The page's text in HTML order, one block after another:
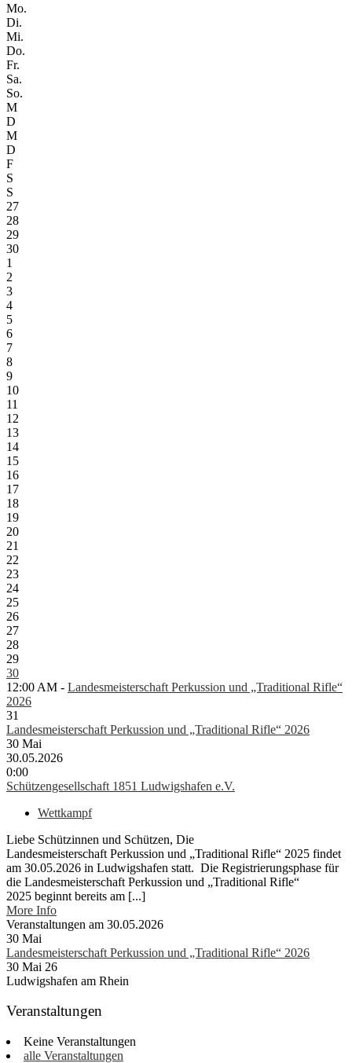
Mo.
Di.
Mi.
Do.
Fr.
Sa.
So.
M
D
M
D
F
S
S
27
28
29
30
1
2
3
4
5
6
7
8
9
10
11
12
13
14
15
16
17
18
19
20
21
22
23
24
25
26
27
28
29
30
12:00 AM - Landesmeisterschaft Perkussion und „Traditional Rifle“
2026
31
Landesmeisterschaft Perkussion und „Traditional Rifle“ 2026
30 Mai
30.05.2026
0:00
Schützengesellschaft 1851 Ludwigshafen e.V.
Wettkampf
Liebe Schützinnen und Schützen, Die
Landesmeisterschaft Perkussion und „Traditional Rifle“ 2025 findet
am 30.05.2026 in Ludwigshafen statt. Die Registrierungsphase für
die Landesmeisterschaft Perkussion und „Traditional Rifle“
2025 beginnt bereits am [...]
More Info
Veranstaltungen am 30.05.2026
30 Mai
Landesmeisterschaft Perkussion und „Traditional Rifle“ 2026
30 Mai 26
Ludwigshafen am Rhein
Veranstaltungen
Keine Veranstaltungen
alle Veranstaltungen